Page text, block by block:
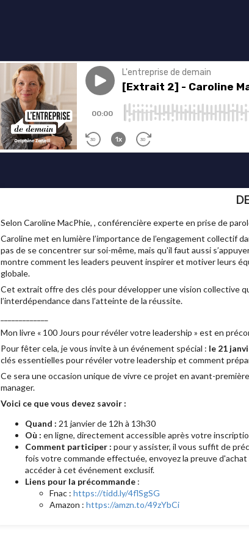
Selon Caroline MacPhie, , conférencière experte en prise de
Caroline met en lumière l’importance de l’engagement collectif
pas de se concentrer sur soi-même, mais qu'il faut aussi
montre comment les leaders peuvent inspirer et motiver leurs
globale.
Cet extrait offre des clés pour développer une vision collective
l’interdépendance dans l’atteinte de la réussite.
Mon livre « 100 Jours pour révéler votre leadership » est en
Pour fêter cela, je vous invite à un événement spécial : le 21
clés essentielles pour révéler votre leadership et comment
Ce sera une occasion unique de vivre ce projet en avant-
manager.
Voici ce que vous devez savoir :
Quand : 21 janvier de 12h à 13h30
Où : en ligne, directement accessible après votre
Comment participer : pour y assister, il vous suffit de
fois votre commande effectuée, envoyez la preuve d'achat
accéder à cet événement exclusif.
Liens pour la précommande :
Fnac : https://tidd.ly/4flSgSG
Amazon : https://amzn.to/49zYbCi